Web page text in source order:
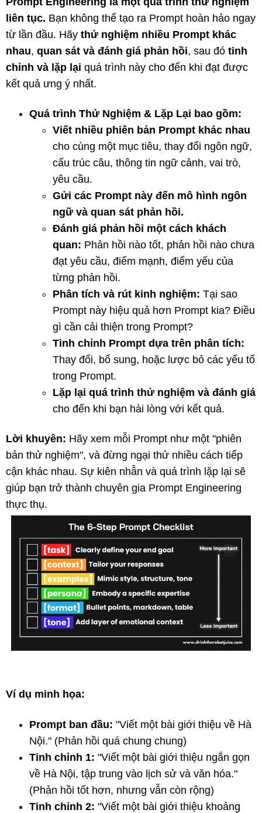
liên tục. Bạn không thể tạo ra Prompt hoàn hảo ngay
từ lần đầu. Hãy thử nghiệm nhiều Prompt khác
nhau, quan sát và đánh giá phản hồi, sau đó tinh
chỉnh và lặp lại quá trình này cho đến khi đạt được
kết quả ưng ý nhất.
Quá trình Thử Nghiệm & Lặp Lại bao gồm:
Viết nhiều phiên bản Prompt khác nhau
cho cùng một mục tiêu, thay đổi ngôn ngữ,
cấu trúc câu, thông tin ngữ cảnh, vai trò,
yêu cầu.
Gửi các Prompt này đến mô hình ngôn
ngữ và quan sát phản hồi.
Đánh giá phản hồi một cách khách
quan: Phản hồi nào tốt, phản hồi nào chưa
đạt yêu cầu, điểm mạnh, điểm yếu của
từng phản hồi.
Phân tích và rút kinh nghiệm: Tại sao
Prompt này hiệu quả hơn Prompt kia? Điều
gì cần cải thiện trong Prompt?
Tinh chỉnh Prompt dựa trên phân tích:
Thay đổi, bổ sung, hoặc lược bỏ các yếu tố
trong Prompt.
Lặp lại quá trình thử nghiệm và đánh giá
cho đến khi bạn hài lòng với kết quả.
Lời khuyên: Hãy xem mỗi Prompt như một "phiên
bản thử nghiệm", và đừng ngại thử nhiều cách tiếp
cận khác nhau. Sự kiên nhẫn và quá trình lặp lại sẽ
giúp bạn trở thành chuyên gia Prompt Engineering
thực thụ.
Ví dụ minh họa:
Prompt ban đầu: "Viết một bài giới thiệu về Hà
Nội." (Phản hồi quá chung chung)
Tinh chỉnh 1: "Viết một bài giới thiệu ngắn gọn
về Hà Nội, tập trung vào lịch sử và văn hóa."
(Phản hồi tốt hơn, nhưng vẫn còn rộng)
Tinh chỉnh 2: "Viết một bài giới thiệu khoảng